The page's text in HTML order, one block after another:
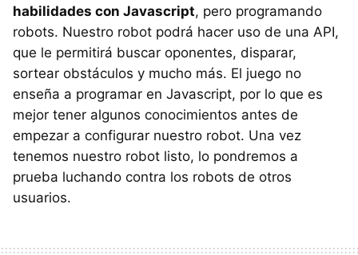
habilidades con Javascript, pero programando
robots. Nuestro robot podrá hacer uso de una API,
que le permitirá buscar oponentes, disparar,
sortear obstáculos y mucho más. El juego no
enseña a programar en Javascript, por lo que es
mejor tener algunos conocimientos antes de
empezar a configurar nuestro robot. Una vez
tenemos nuestro robot listo, lo pondremos a
prueba luchando contra los robots de otros
usuarios.